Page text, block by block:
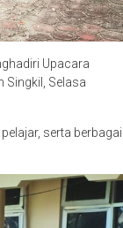
Upacara
Singkil, Selasa
serta berbagai